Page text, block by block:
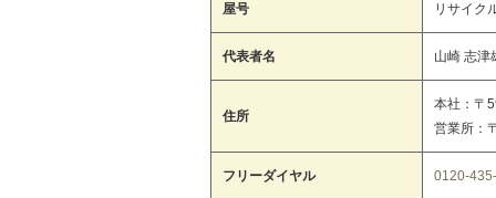
屋号 リサイク
代表者名 山崎 志津
住所
本社：〒
営業所：
フリーダイヤル 0120-